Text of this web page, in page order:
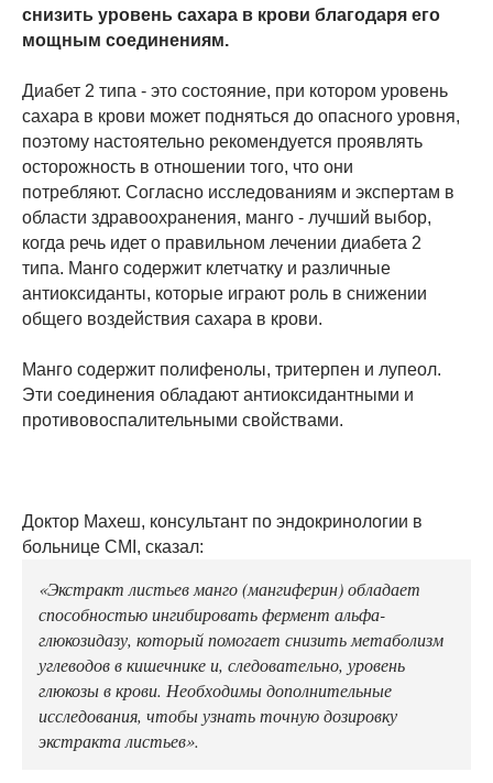
снизить уровень сахара в крови благодаря его
мощным соединениям.
Диабет 2 типа - это состояние, при котором уровень
сахара в крови может подняться до опасного уровня,
поэтому настоятельно рекомендуется проявлять
осторожность в отношении того, что они
потребляют. Согласно исследованиям и экспертам в
области здравоохранения, манго - лучший выбор,
когда речь идет о правильном лечении диабета 2
типа. Манго содержит клетчатку и различные
антиоксиданты, которые играют роль в снижении
общего воздействия сахара в крови.
Манго содержит полифенолы, тритерпен и лупеол.
Эти соединения обладают антиоксидантными и
противовоспалительными свойствами.
Доктор Махеш, консультант по эндокринологии в
больнице CMI, сказал:
«Экстракт листьев манго (мангиферин) обладает
способностью ингибировать фермент альфа-
глюкозидазу, который помогает снизить метаболизм
углеводов в кишечнике и, следовательно, уровень
глюкозы в крови. Необходимы дополнительные
исследования, чтобы узнать точную дозировку
экстракта листьев».